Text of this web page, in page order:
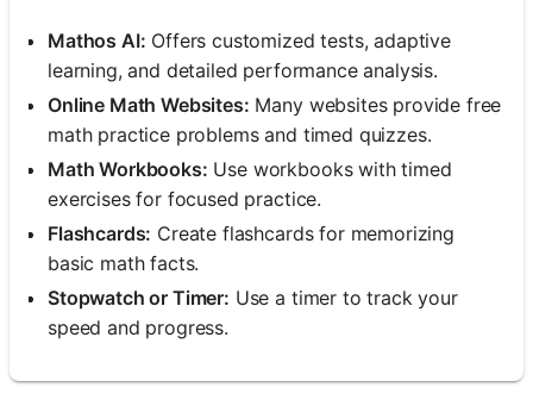
Mathos AI: Offers customized tests, adaptive
learning, and detailed performance analysis.
Online Math Websites: Many websites provide free
math practice problems and timed quizzes.
Math Workbooks: Use workbooks with timed
exercises for focused practice.
Flashcards: Create flashcards for memorizing
basic math facts.
Stopwatch or Timer: Use a timer to track your
speed and progress.